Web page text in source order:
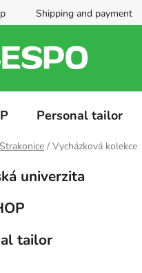
Shipping and payment
Personal tailor
/ Vycházková kolekce
univerzita
tailor